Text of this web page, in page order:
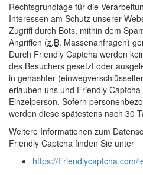
Rechtsgrundlage für die
Interessen am Schutz unserer
Zugriff durch Bots, mithin dem
Angriffen (z.B. Massenanfragen)
Durch Friendly Captcha werden
des Besuchers gesetzt oder
in gehashter
erlauben uns und Friendly
Einzelperson. Sofern
werden diese spätestens nach 30
Weitere Informationen zum
Friendly Captcha finden Sie unter
https://Friendlycaptcha.com/